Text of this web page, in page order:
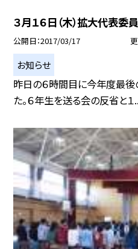
３月１６日（木）拡大代表委
公開日 2017/03/17
お知らせ
昨日の６時間目に今年度最
た。６年生を送る会の反省と１